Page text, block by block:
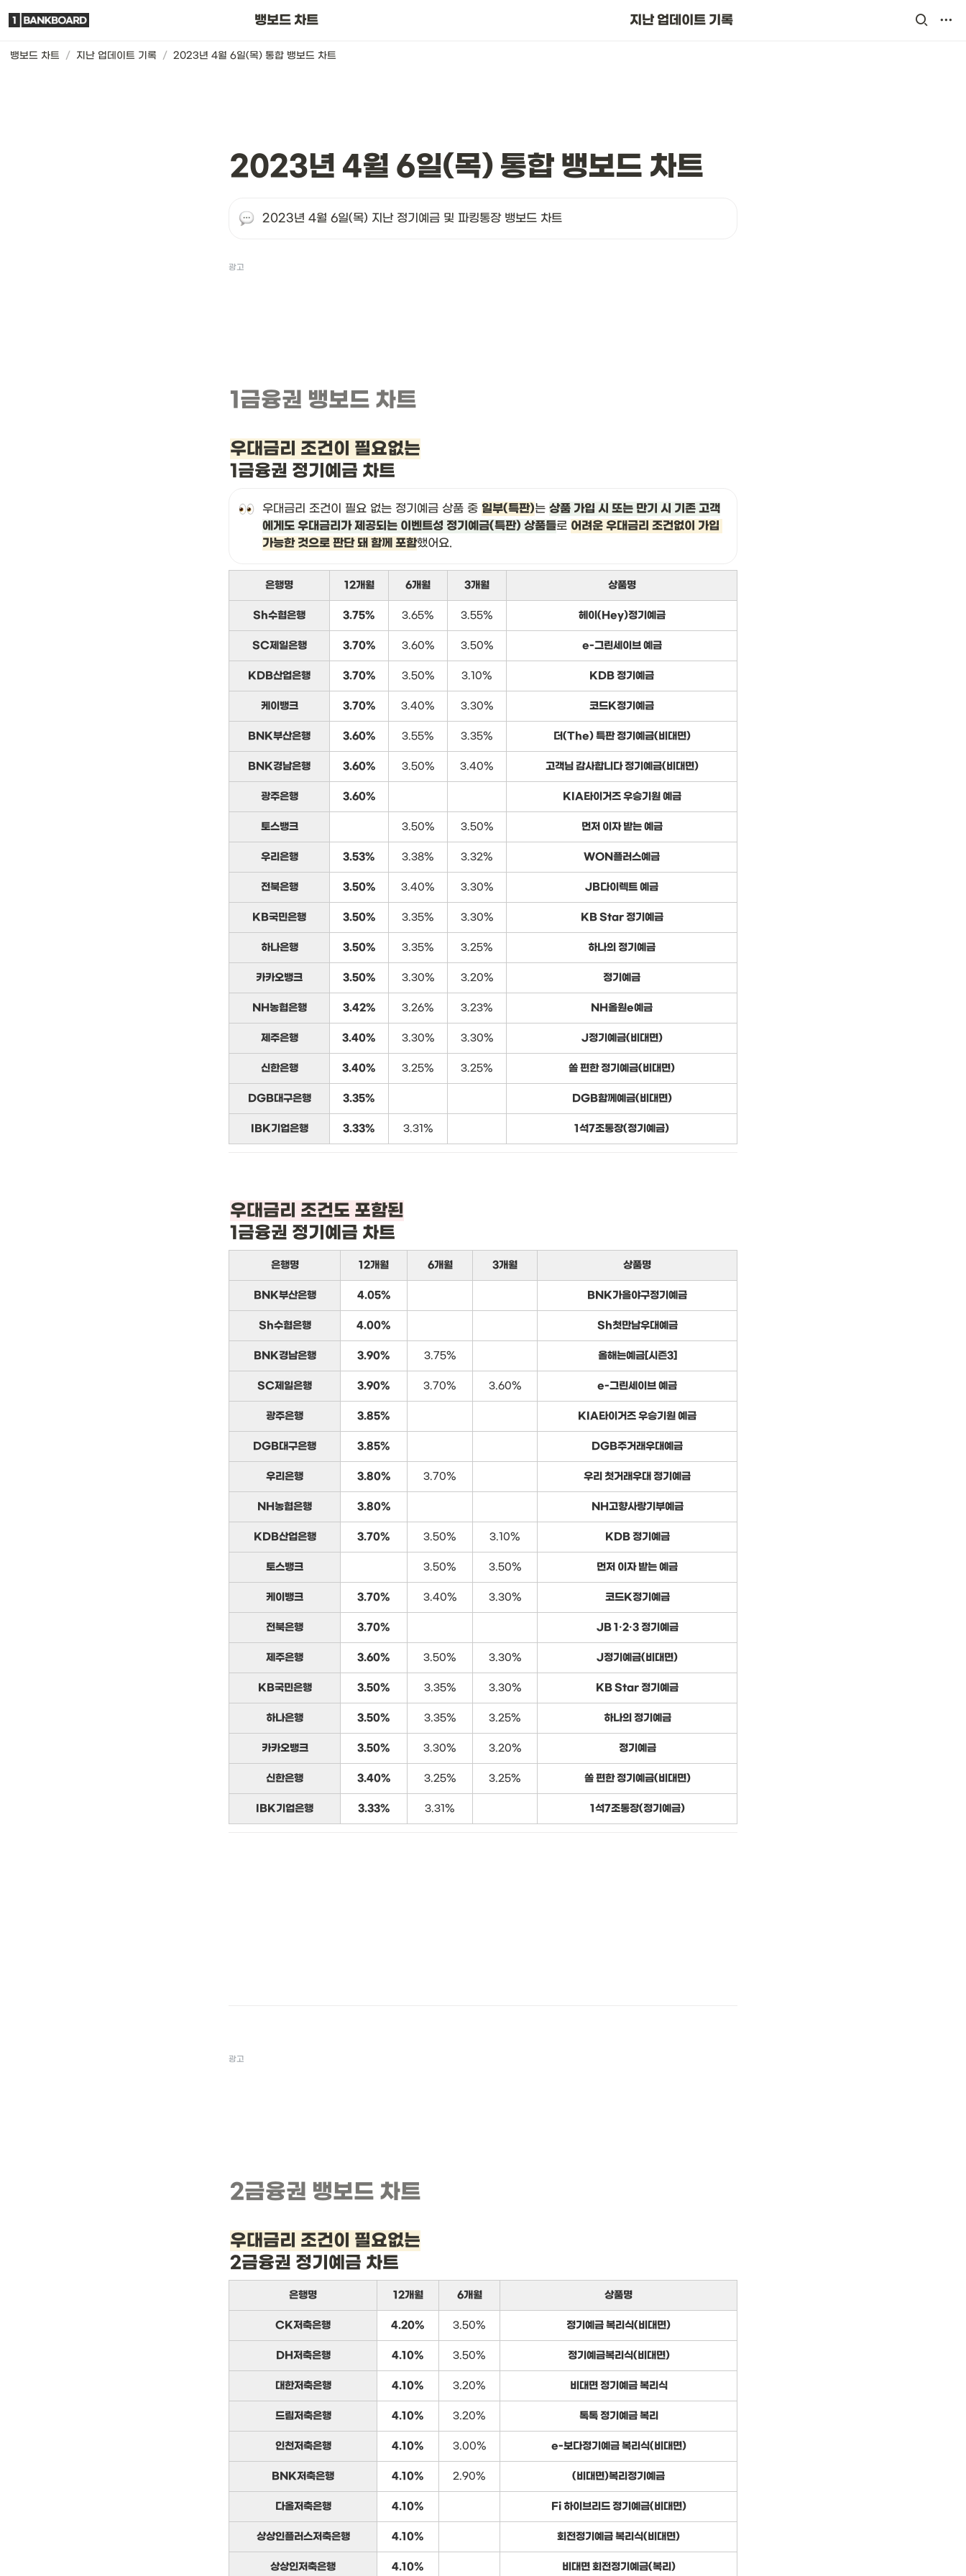
뱅보드 차트 지난 업데이트 기록
뱅보드 차트 / 지난 업데이트 기록 / 2023년 4월 6일(목) 통합 뱅보드 차트
뱅보드 차트는요?
2023년 4월 6일(목) 통합 뱅보드 차트
2023년 4월 6일(목) 지난 정기예금 및 파킹통장 뱅보드 차트
광고
1금융권 뱅보드 차트
우대금리 조건이 필요없는
1금융권 정기예금 차트
우대금리 조건이 필요 없는 정기예금 상품 중 일부(특판)는 상품 가입 시 또는 만기 시 기존 고객
에게도 우대금리가 제공되는 이벤트성 정기예금(특판) 상품들로 어려운 우대금리 조건없이 가입
가능한 것으로 판단 돼 함께 포함했어요.
은행명 12개월 6개월 3개월 상품명
Sh수협은행 3.75% 3.65% 3.55% 헤이(Hey)정기예금
SC제일은행 3.70% 3.60% 3.50% e-그린세이브 예금
KDB산업은행 3.70% 3.50% 3.10% KDB 정기예금
케이뱅크 3.70% 3.40% 3.30% 코드K정기예금
BNK부산은행 3.60% 3.55% 3.35% 더(The) 특판 정기예금(비대면)
BNK경남은행 3.60% 3.50% 3.40% 고객님 감사합니다 정기예금(비대면)
광주은행 3.60% KIA타이거즈 우승기원 예금
토스뱅크 3.50% 3.50% 먼저 이자 받는 예금
우리은행 3.53% 3.38% 3.32% WON플러스예금
전북은행 3.50% 3.40% 3.30% JB다이렉트 예금
KB국민은행 3.50% 3.35% 3.30% KB Star 정기예금
하나은행 3.50% 3.35% 3.25% 하나의 정기예금
카카오뱅크 3.50% 3.30% 3.20% 정기예금
NH농협은행 3.42% 3.26% 3.23% NH올원e예금
제주은행 3.40% 3.30% 3.30% J정기예금(비대면)
신한은행 3.40% 3.25% 3.25% 쏠 편한 정기예금(비대면)
DGB대구은행 3.35% DGB함께예금(비대면)
IBK기업은행 3.33% 3.31% 1석7조통장(정기예금)
1금융권 정기예금 차트
은행명 12개월 6개월 3개월 상품명
BNK부산은행 4.05% BNK가을야구정기예금
Sh수협은행 4.00% Sh첫만남우대예금
BNK경남은행 3.90% 3.75% 올해는예금[시즌3]
SC제일은행 3.90% 3.70% 3.60% e-그린세이브 예금
광주은행 3.85% KIA타이거즈 우승기원 예금
DGB대구은행 3.85% DGB주거래우대예금
우리은행 3.80% 3.70% 우리 첫거래우대 정기예금
NH농협은행 3.80% NH고향사랑기부예금
KDB산업은행 3.70% 3.50% 3.10% KDB 정기예금
토스뱅크 3.50% 3.50% 먼저 이자 받는 예금
케이뱅크 3.70% 3.40% 3.30% 코드K정기예금
전북은행 3.70% JB 1·2·3 정기예금
제주은행 3.60% 3.50% 3.30% J정기예금(비대면)
KB국민은행 3.50% 3.35% 3.30% KB Star 정기예금
하나은행 3.50% 3.35% 3.25% 하나의 정기예금
카카오뱅크 3.50% 3.30% 3.20% 정기예금
신한은행 3.40% 3.25% 3.25% 쏠 편한 정기예금(비대면)
IBK기업은행 3.33% 3.31% 1석7조통장(정기예금)
광고
2금융권 뱅보드 차트
우대금리 조건이 필요없는
2금융권 정기예금 차트
은행명 12개월 6개월 상품명
CK저축은행 4.20% 3.50% 정기예금 복리식(비대면)
DH저축은행 4.10% 3.50% 정기예금복리식(비대면)
대한저축은행 4.10% 3.20% 비대면 정기예금 복리식
드림저축은행 4.10% 3.20% 톡톡 정기예금 복리
인천저축은행 4.10% 3.00% e-보다정기예금 복리식(비대면)
BNK저축은행 4.10% 2.90% (비대면)복리정기예금
다올저축은행 4.10% Fi 하이브리드 정기예금(비대면)
상상인플러스저축은행 4.10% 회전정기예금 복리식(비대면)
상상인저축은행 4.10% 비대면 회전정기예금(복리)